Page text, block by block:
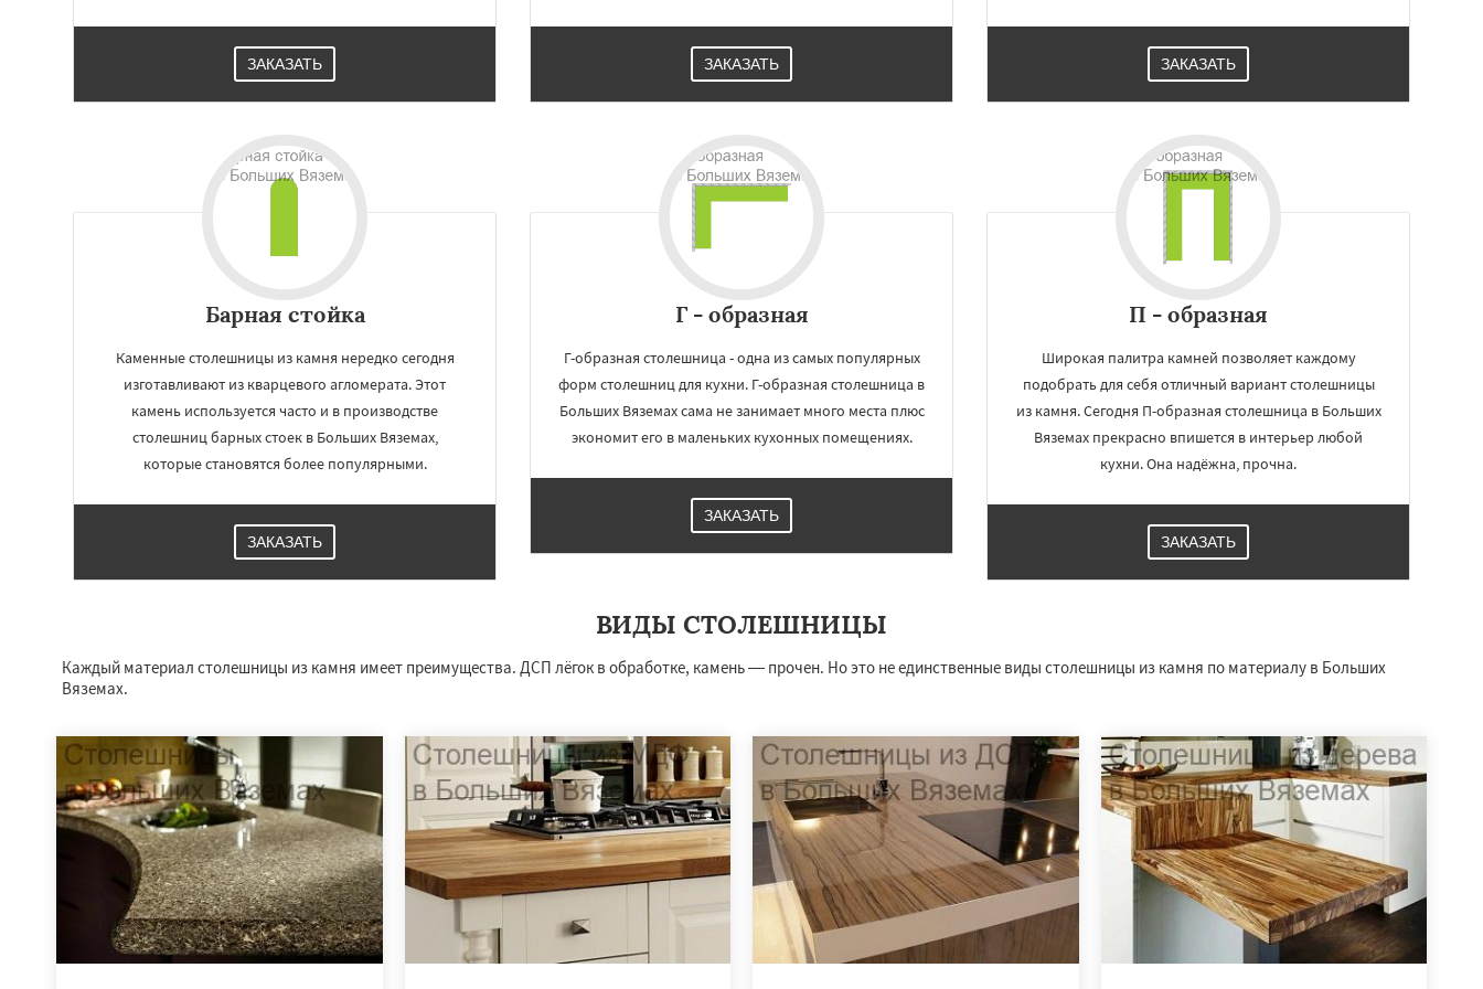
Зеленоградск Измайлово Икша
ЗАКАЗАТЬ ЗАКАЗАТЬ ЗАКАЗАТЬ
Барная стойка
Каменные столешницы из камня нередко сегодня
изготавливают из кварцевого агломерата. Этот
камень используется часто и в производстве
столешниц барных стоек в Больших Вяземах,
которые становятся более популярными.
ЗАКАЗАТЬ
Г - образная
Г-образная столешница - одна из самых популярных
форм столешниц для кухни. Г-образная столешница в
Больших Вяземах сама не занимает много места плюс
экономит его в маленьких кухонных помещениях.
ЗАКАЗАТЬ
П - образная
Широкая палитра камней позволяет каждому
подобрать для себя отличный вариант столешницы
из камня. Сегодня П-образная столешница в Больших
Вяземах прекрасно впишется в интерьер любой
кухни. Она надёжна, прочна.
ЗАКАЗАТЬ
ВИДЫ СТОЛЕШНИЦЫ
Каждый материал столешницы из камня имеет преимущества. ДСП лёгок в обработке, камень — прочен. Но это не единственные виды столешницы из камня по материалу в Больших
Вяземах.
Даю согласие на обработку персональных данных